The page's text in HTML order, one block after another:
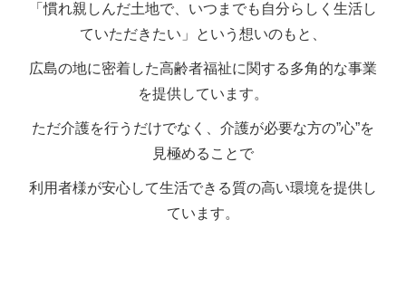
「慣れ親しんだ土地で、いつまでも自分らしく生活し
ていただきたい」という想いのもと、
広島の地に密着した高齢者福祉に関する多角的な事業
を提供しています。
ただ介護を行うだけでなく、介護が必要な方の”心”を
見極めることで
利用者様が安心して生活できる質の高い環境を提供し
ています。